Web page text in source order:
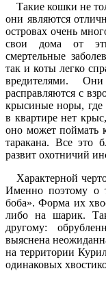
Такие кошки не
они являются
островах очень
свои дома от
смертельные
так и коты легко
вредителями.
расправляются с
крысиные норы, где
в квартире нет
оно может поймать
таракана. Все это
развит охотничий
Характерной
Именно поэтому о
боба». Форма их
либо на шарик.
другому:
выяснена
на территории
одинаковых